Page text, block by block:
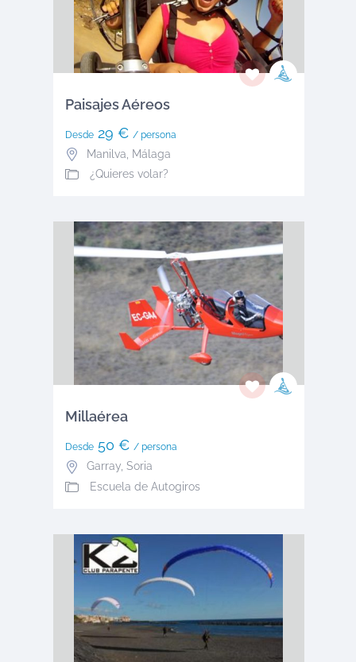
Paisajes Aéreos
Desde29 € / persona
Manilva
Málaga
¿Quieres volar?
Millaérea
Desde50 € / persona
Garray, Soria
Escuela de Autogiros